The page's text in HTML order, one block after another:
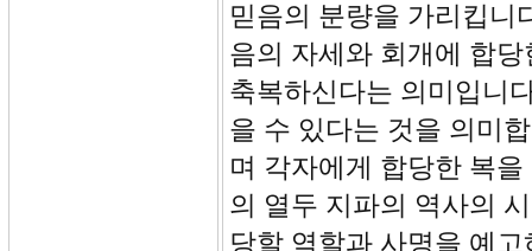
믿음의 분량을 가리킵니
음의 자세와 회개에 합
축복하신다는 의미입니
을 수 있다는 것을 의미
며 각자에게 합당한 복
의 열두 지파의 역사의
당할 역할과 사명을 예